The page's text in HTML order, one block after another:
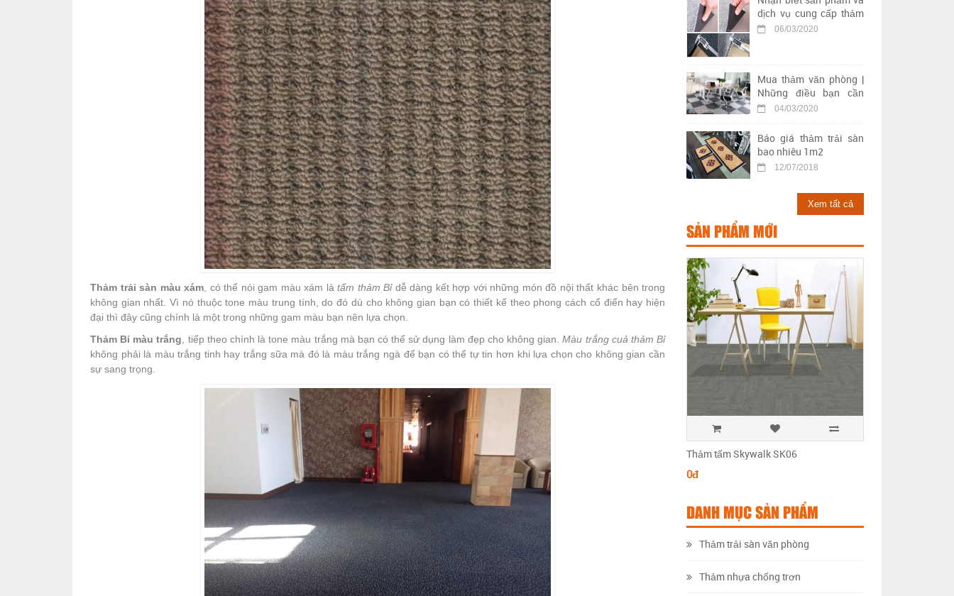
Thảm trải sàn màu xám , có thể nói gam màu xám làtấm thảm Bỉdễ dàng kết hợp với những món đồ nội thất khác bên trong
không gian nhất. Vì nó thuộc tone màu trung tính, do đó dù cho không gian bạn có thiết kế theo phong cách cổ điển hay hiện
đại thì đây cũng chính là một trong những gam màu bạn nên lựa chọn.
Thảm Bỉ màu trắng , tiếp theo chính là tone màu trắng mà bạn có thể sử dụng làm đẹp cho không gian.Màu trắng cuả thảm Bỉ
không phải là màu trắng tinh hay trắng sữa mà đó là màu trắng ngà để bạn có thể tự tin hơn khi lựa chọn cho không gian cần
sự sang trọng.
dịch vụ cung cấp thảm
trải sàn kém chất lượng
06/03/2020
Mua thảm văn phòng |
Những điều bạn cần
biết khi chọn mua thảm
04/03/2020
Báo giá thảm trải sàn
bao nhiêu 1m2
12/07/2018
Xem tất cả
SẢN PHẨM MỚI
Thảm tấm Skywalk SK06
0đ
DANH MỤC SẢN PHẨM
Thảm trải sàn văn phòng
Thảm nhựa chống trơn